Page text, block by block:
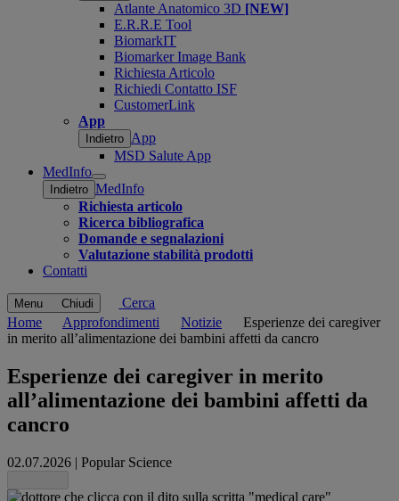
Atlante Anatomico 3D [NEW]
E.R.R.E Tool
BiomarkIT
Biomarker Image Bank
Richiesta Articolo
Richiedi Contatto ISF
CustomerLink
App
Indietro App
MSD Salute App
MedInfo
Open
submenu
Indietro MedInfo
Richiesta articolo
Ricerca bibliografica
Domande e segnalazioni
Valutazione stabilità prodotti
Contatti
Menu Chiudi
Cerca
Home
Approfondimenti Notizie
Esperienze dei caregiver
in merito all’alimentazione dei bambini affetti da cancro
Esperienze dei caregiver in merito
all’alimentazione dei bambini affetti da
cancro
02.07.2026 | Popular Science